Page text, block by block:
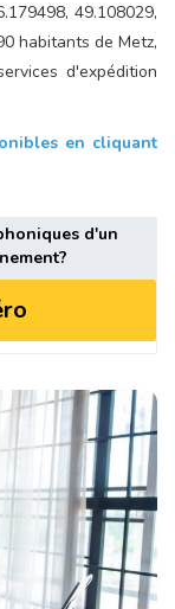
49.108029,
habitants de Metz,
d'expédition
en cliquant
d'un